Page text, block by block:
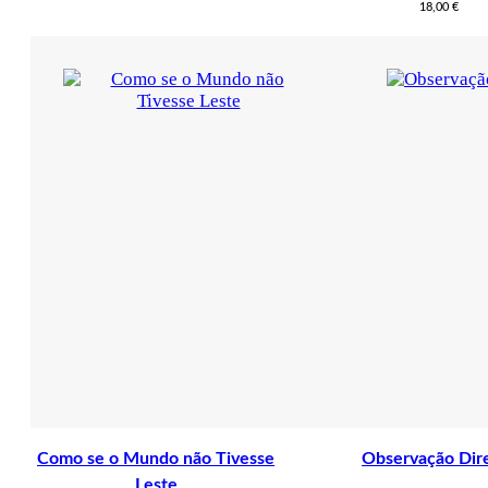
18,00 €
Como se o Mundo não Tivesse
Leste
Observação